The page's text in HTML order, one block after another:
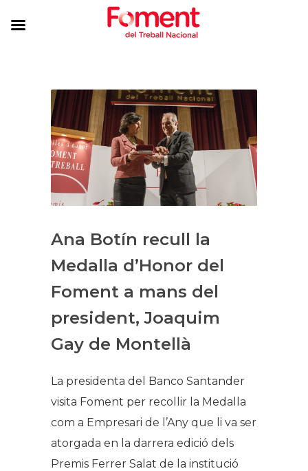
Ana Botín recull la
Medalla d’Honor del
Foment a mans del
president, Joaquim
Gay de Montellà
La presidenta del Banco Santander
visita Foment per recollir la Medalla
com a Empresari de l’Any que li va ser
atorgada en la darrera edició dels
Premis Ferrer Salat de la institució